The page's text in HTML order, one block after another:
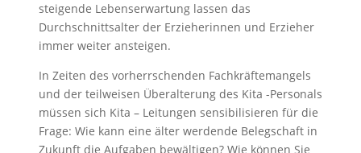
steigende Lebenserwartung lassen das
Durchschnittsalter der Erzieherinnen und Erzieher
immer weiter ansteigen.
In Zeiten des vorherrschenden Fachkräftemangels
und der teilweisen Überalterung des Kita -Personals
müssen sich Kita – Leitungen sensibilisieren für die
Frage: Wie kann eine älter werdende Belegschaft in
Zukunft die Aufgaben bewältigen? Wie können Sie